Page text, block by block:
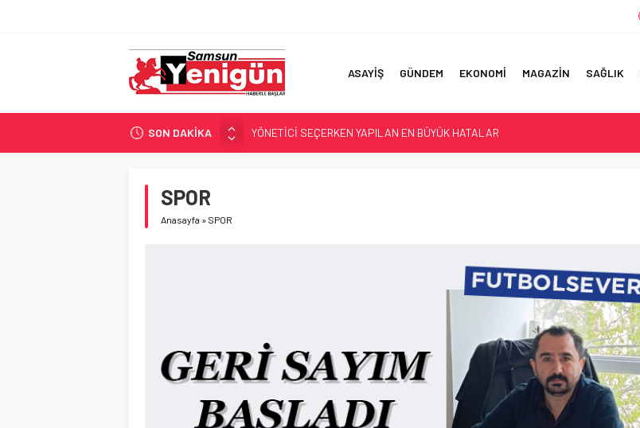
ASAYİŞ GÜNDEM EKONOMİ MAGAZİN SAĞLIK
SON DAKİKA
YÖNETİCİ SEÇERKEN YAPILAN EN BÜYÜK HATALAR
GERİ SAYIM BAŞLADI
SPOR
Anasayfa » SPOR